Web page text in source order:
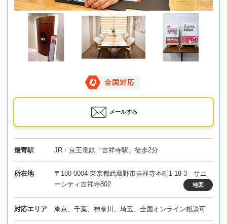
全国対応
メールする
最寄駅 JR・京王電鉄「吉祥寺駅」徒歩2分
所在地
〒180-0004 東京都武蔵野市吉祥寺本町1-18-3 サニ
ーシティ吉祥寺802
地図
対応エリア 東京、千葉、神奈川、埼玉、全国オンライン相談可